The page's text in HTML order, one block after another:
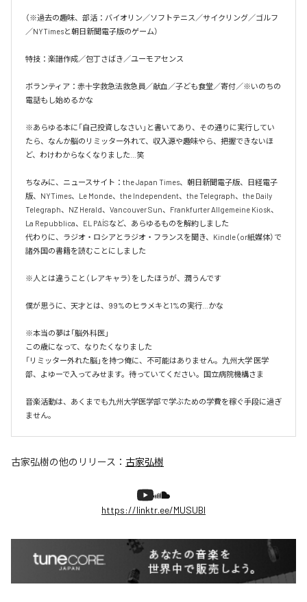
（※過去の趣味、部活：バイオリン／ソフトテニス／サイクリング／ゴルフ
／NYTimesと朝日新聞電子版のゲーム）
特技：楽譜作成／包丁さばき／ユーモアセンス
ボランティア：赤十字救急法救急員／献血／子ども食堂／寄付／※いのちの
電話もし始めるかな
※あらゆる本に「自己投資しなさい」と書いてあり、その通りに実行してい
たら、なんか脳のリミッター外れて、収入源や趣味やら、把握できないほ
ど、わけわからなくなりました…笑
ちなみに、ニュースサイト：the Japan Times、朝日新聞電子版、日経電子
版、NYTimes、Le Monde、the Independent、the Telegraph、the Daily
Telegraph、NZ Herald、Vancouver Sun、Frankfurter Allgemeine Kiosk、
La Repubblica、EL PAÍSなど、あらゆるものを解約しました
代わりに、ラジオ・ロシアとラジオ・フランスを聞き、Kindle（or紙媒体）で
諸外国の書籍を読むことにしました
※人とは違うこと（レアキャラ）をしたほうが、潤うんです
僕が思うに、天才とは、99%のヒラメキと1%の実行…かな
※本当の夢は「脳外科医」
この歳になって、なりたくなりました
「リミッター外れた脳」を持つ俺に、不可能はありません。九州大学 医学
部、よゆーで入ってみせます。待っていてください。国立病院機構さま
音楽活動は、あくまでも九州大学医学部で学ぶための学費を稼ぐ手段に過ぎ
ません。
古家弘樹の他のリリース： 古家弘樹
https://linktr.ee/MUSUBI